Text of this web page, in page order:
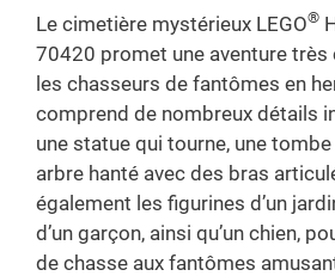
Le cimetière mystérieux LEGO®
70420 promet une aventure
les chasseurs de fantômes en
comprend de nombreux détails
une statue qui tourne, une tombe
arbre hanté avec des bras
également les figurines d’un
d’un garçon, ainsi qu’un chien,
de chasse aux fantômes